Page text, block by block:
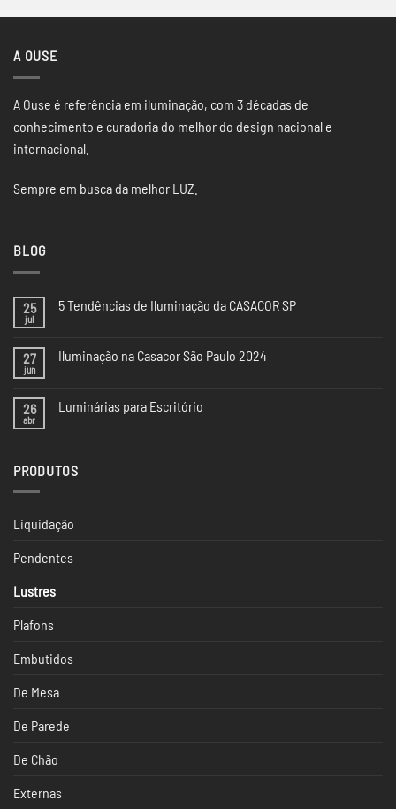
A OUSE
A Ouse é referência em iluminação, com 3 décadas de
conhecimento e curadoria do melhor do design nacional e
internacional.
Sempre em busca da melhor LUZ.
BLOG
25
jul
5 Tendências de Iluminação da CASACOR SP
da
CASACOR
27
jun
Iluminação na Casacor São Paulo 2024
Iluminação
2024
26
abr
Luminárias para Escritório
para
PRODUTOS
Liquidação
Pendentes
Lustres
Plafons
Embutidos
De Mesa
De Parede
De Chão
Externas